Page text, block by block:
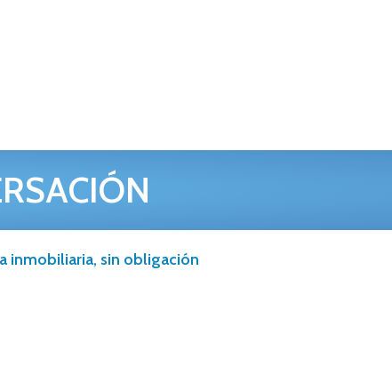
inmobiliaria, sin obligación